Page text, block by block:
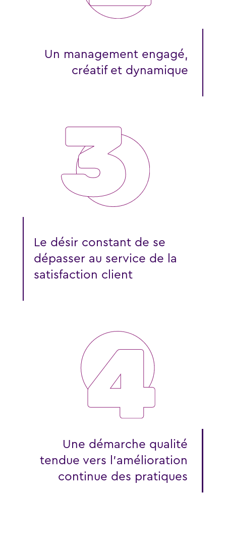
Un management engagé,
créatif et dynamique
Le désir constant de se
dépasser au service de la
satisfaction client
Une démarche qualité
tendue vers l’amélioration
continue des pratiques